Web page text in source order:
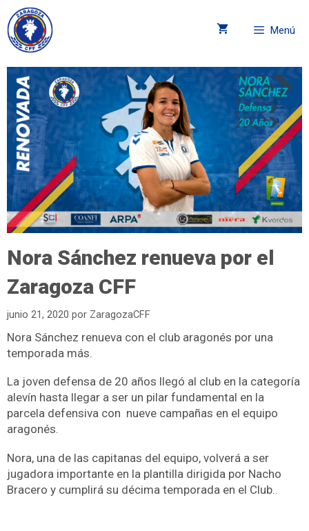
Menú
Nora Sánchez renueva por el
Zaragoza CFF
junio 21, 2020 por ZaragozaCFF
Nora Sánchez renueva con el club aragonés por una
temporada más.
La joven defensa de 20 años llegó al club en la categoría
alevín hasta llegar a ser un pilar fundamental en la
parcela defensiva con nueve campañas en el equipo
aragonés.
Nora, una de las capitanas del equipo, volverá a ser
jugadora importante en la plantilla dirigida por Nacho
Bracero y cumplirá su décima temporada en el Club..